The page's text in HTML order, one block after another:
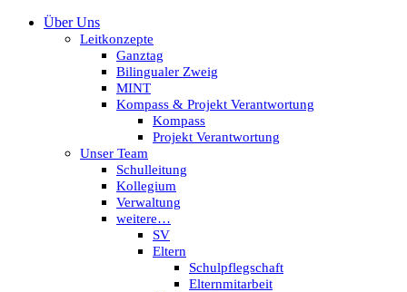
Über Uns
Leitkonzepte
Ganztag
Bilingualer Zweig
MINT
Kompass & Projekt Verantwortung
Kompass
Projekt Verantwortung
Unser Team
Schulleitung
Kollegium
Verwaltung
weitere…
SV
Eltern
Schulpflegschaft
Elternmitarbeit